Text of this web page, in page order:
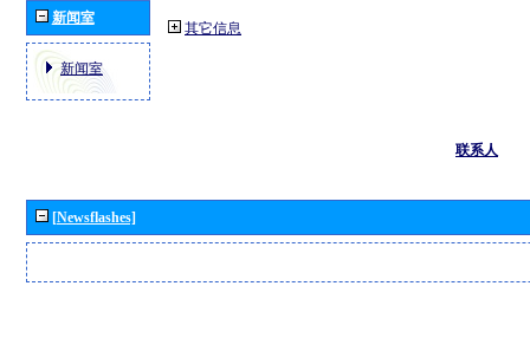
新闻室
新闻室
其它信息
联系人
[Newsflashes]